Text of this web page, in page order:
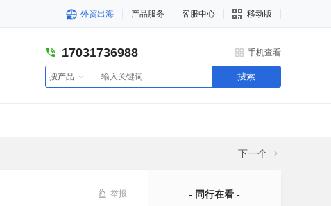
外贸出海 产品服务 客服中心 移动版
17031736988 手机查看
搜产品 搜索
下一个
举报 - 同行在看 -